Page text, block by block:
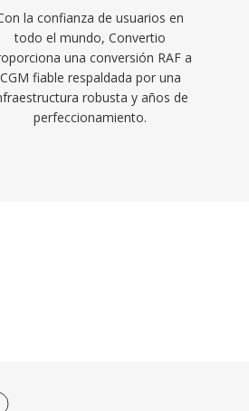
la confianza de usuarios en
todo el mundo, Convertio
una conversión RAF a
CGM fiable respaldada por una
robusta y años de
perfeccionamiento.